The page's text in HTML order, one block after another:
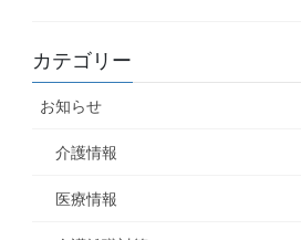
カテゴリー
お知らせ
介護情報
医療情報